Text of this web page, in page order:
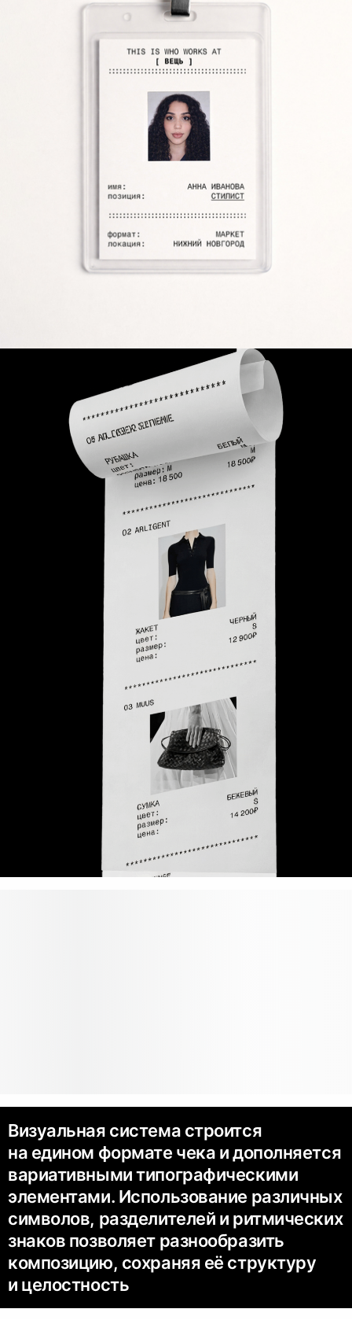
Визуальная система строится
на едином формате чека и дополняется
вариативными типографическими
элементами. Использование различных
символов, разделителей и ритмических
знаков позволяет разнообразить
композицию, сохраняя её структуру
и целостность